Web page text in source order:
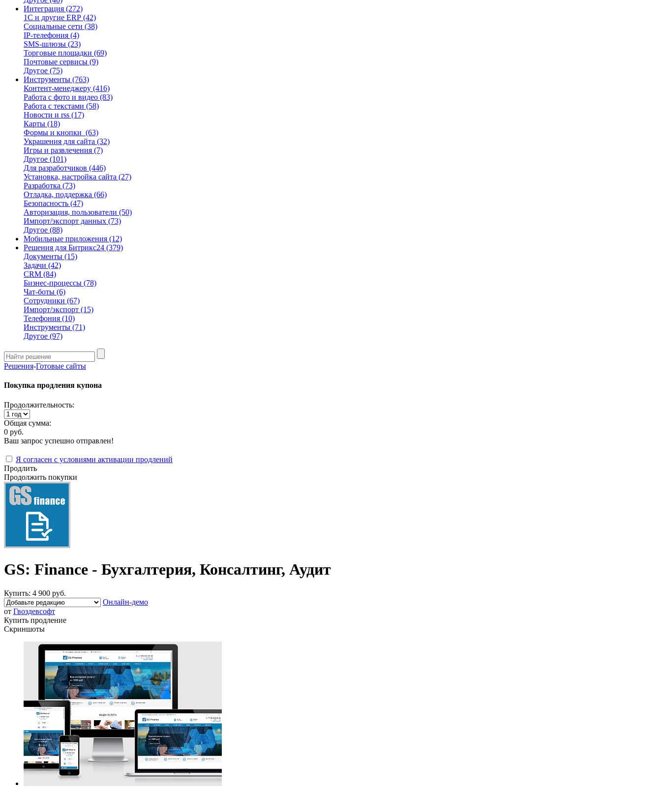
Интеграция (272)
1С и другие ERP (42)
Социальные сети (38)
IP-телефония (4)
SMS-шлюзы (23)
Торговые площадки (69)
Почтовые сервисы (9)
Другое (75)
Инструменты (763)
Контент-менеджеру (416)
Работа с фото и видео (83)
Работа с текстами (58)
Новости и rss (17)
Карты (18)
Формы и кнопки (63)
Украшения для сайта (32)
Игры и развлечения (7)
Другое (101)
Для разработчиков (446)
Установка, настройка сайта (27)
Разработка (73)
Отладка, поддержка (66)
Безопасность (47)
Авторизация, пользователи (50)
Импорт/экспорт данных (73)
Другое (88)
Мобильные приложения (12)
Решения для Битрикс24 (379)
Документы (15)
Задачи (42)
CRM (84)
Бизнес-процессы (78)
Чат-боты (6)
Сотрудники (67)
Импорт/экспорт (15)
Телефония (10)
Инструменты (71)
Другое (97)
Решения-Готовые сайты
Покупка продления купона
Продолжительность:
Общая сумма:
0 руб.
Ваш запрос успешно отправлен!
Я согласен с условиями активации продлений
Продлить
Продолжить покупки
GS: Finance - Бухгалтерия, Консалтинг, Аудит
Купить: 4 900 руб.
Онлайн-демо
от Гвоздевсофт
Купить продление
Скриншоты